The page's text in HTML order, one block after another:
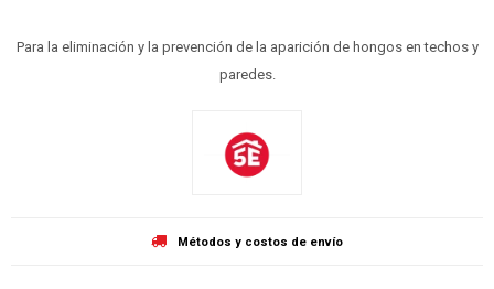
Para la eliminación y la prevención de la aparición de hongos en techos y
paredes.
Métodos y costos de envío